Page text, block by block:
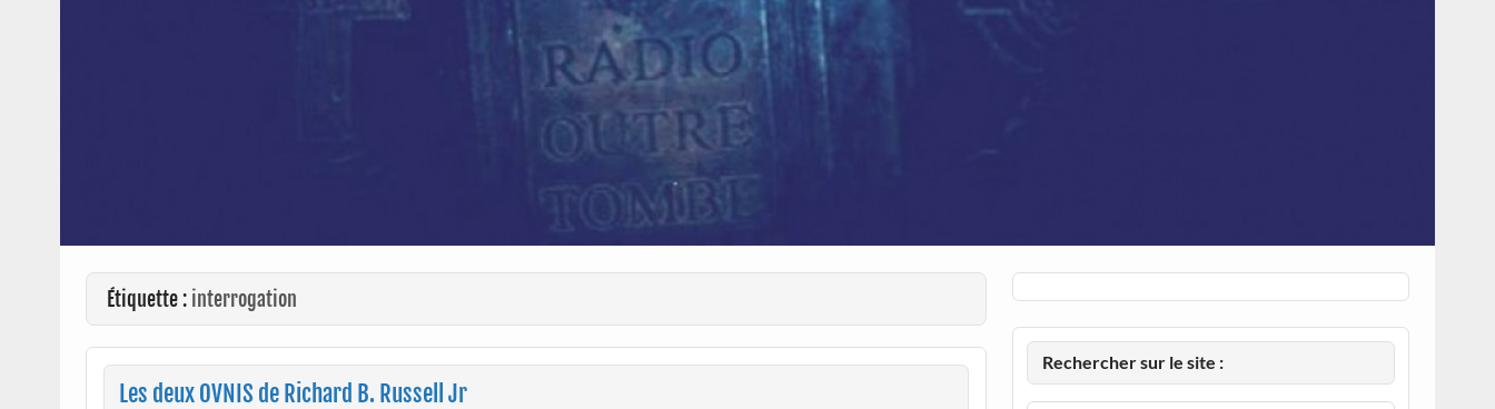
Étiquette : interrogation
Les deux OVNIS de Richard B. Russell Jr
Rechercher sur le site :